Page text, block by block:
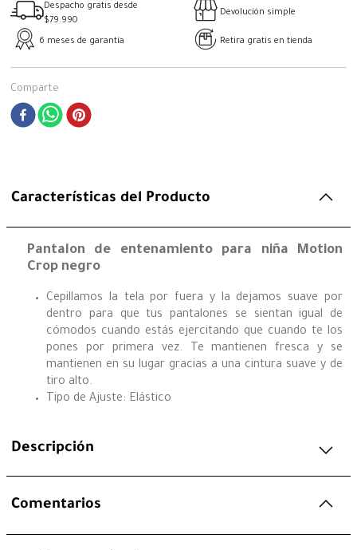
Despacho gratis desde
$79.990
Devolución simple
6 meses de garantía Retira gratis en tienda
Comparte
Características del Producto
Pantalon de entenamiento para niña Motion
Crop negro
Cepillamos la tela por fuera y la dejamos suave por
dentro para que tus pantalones se sientan igual de
cómodos cuando estás ejercitando que cuando te los
pones por primera vez. Te mantienen fresca y se
mantienen en su lugar gracias a una cintura suave y de
tiro alto.
Tipo de Ajuste: Elástico
Descripción
Comentarios